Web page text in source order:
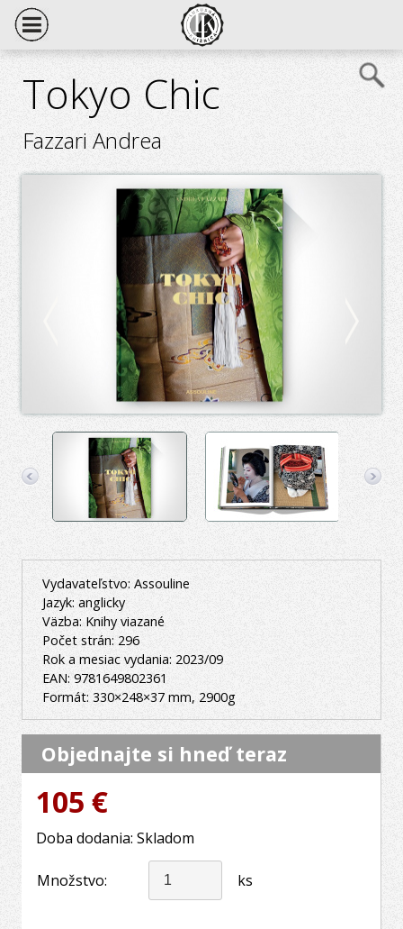
Tokyo Chic
Fazzari Andrea
Vydavateľstvo: Assouline
Jazyk: anglicky
Väzba: Knihy viazané
Počet strán: 296
Rok a mesiac vydania: 2023/09
EAN: 9781649802361
Formát: 330×248×37 mm, 2900g
Objednajte si hneď teraz
105 €
Doba dodania: Skladom
Množstvo: ks